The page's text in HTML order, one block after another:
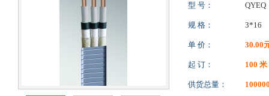
型 号： QYEQ
规 格： 3*16
单 价： 30.00
起 订： 100 米
供货总量：